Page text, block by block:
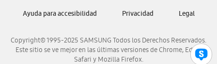
Samsung Venezuela
Copyright© 1995-2025 SAMSUNG Todos los Derechos Reservados.
Este sitio se ve mejor en las últimas versiones de Chrome, Edge,
Safari y Mozilla Firefox.
Ayuda para accesibilidad Privacidad Legal